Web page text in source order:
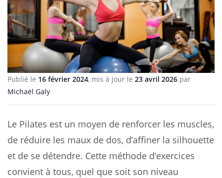
Publié le 16 février 2024, mis à jour le 23 avril 2026 par
Michaël Galy
Le Pilates est un moyen de renforcer les muscles,
de réduire les maux de dos, d’affiner la silhouette
et de se détendre. Cette méthode d’exercices
convient à tous, quel que soit son niveau